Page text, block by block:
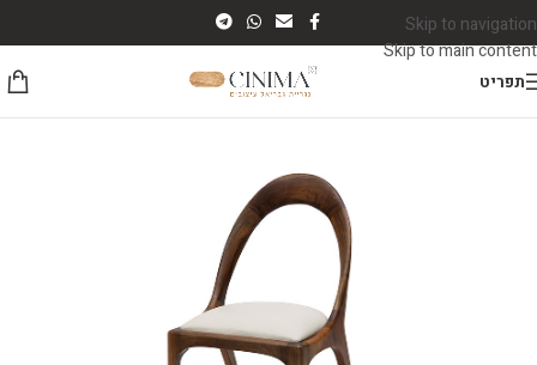
Skip to navigation
Skip to main content
תפריט